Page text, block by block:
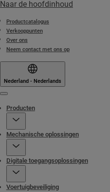
Naar de hoofdinhoud
Productcatalogus
Verkooppunten
Over ons
Neem contact met ons op
Nederland - Nederlands
Producten
Mechanische oplossingen
Digitale toegangsoplossingen
Voertuigbeveiliging